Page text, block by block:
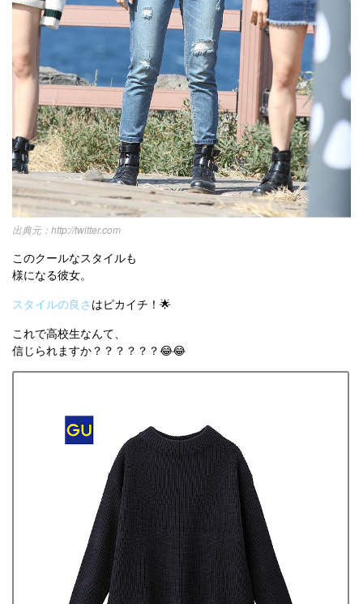
http://twitter.com
このクールなスタイルも
様になる彼女。
スタイルの良さ はピカイチ！🌟
これで高校生なんて、
信じられますか？？？？？？😂😂